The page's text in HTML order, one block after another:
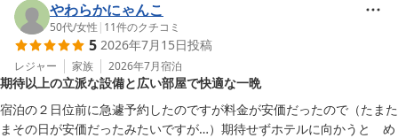
やわらかにゃんこ
50代/女性 | 11件のクチコミ
5 2026年7月15日投稿
レジャー 家族 2026年7月宿泊
期待以上の立派な設備と広い部屋で快適な一晩
宿泊の２日位前に急遽予約したのですが料金が安価だったので（たまた
まその日が安価だったみたいですが…）期待せずホテルに向かうと　め